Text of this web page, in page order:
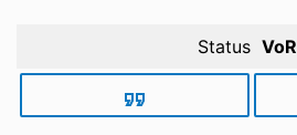
Status VoR